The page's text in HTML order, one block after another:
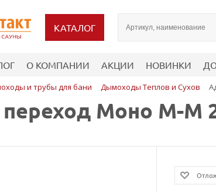
КАТАЛОГ
О КОМПАНИИ АКЦИИ НОВИНКИ
и трубы для бани Дымоходы Теплов и Сухов
Моно М-М